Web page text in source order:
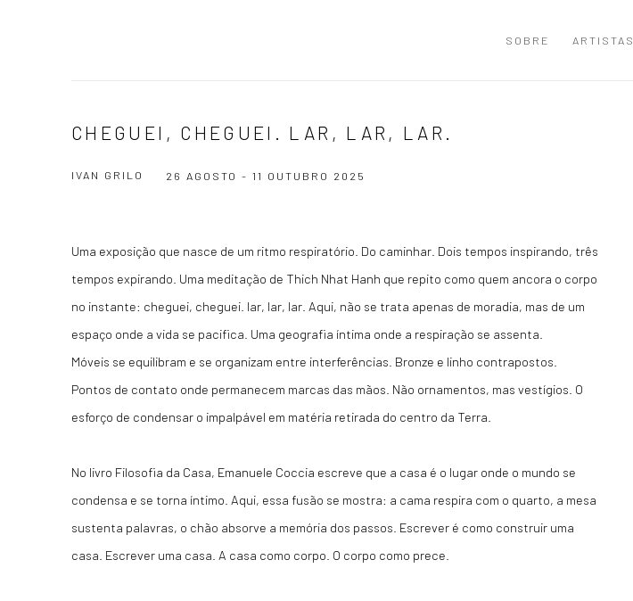
SOBRE ARTISTAS
CHEGUEI, CHEGUEI. LAR, LAR, LAR.
IVAN GRILO 26 AGOSTO - 11 OUTUBRO 2025
Uma exposição que nasce de um ritmo respiratório. Do caminhar. Dois tempos inspirando, três
tempos expirando. Uma meditação de Thich Nhat Hanh que repito como quem ancora o corpo
no instante: cheguei, cheguei. lar, lar, lar. Aqui, não se trata apenas de moradia, mas de um
espaço onde a vida se pacifica. Uma geografia íntima onde a respiração se assenta.
Móveis se equilibram e se organizam entre interferências. Bronze e linho contrapostos.
Pontos de contato onde permanecem marcas das mãos. Não ornamentos, mas vestígios. O
esforço de condensar o impalpável em matéria retirada do centro da Terra.
No livro Filosofia da Casa, Emanuele Coccia escreve que a casa é o lugar onde o mundo se
condensa e se torna íntimo. Aqui, essa fusão se mostra: a cama respira com o quarto, a mesa
sustenta palavras, o chão absorve a memória dos passos. Escrever é como construir uma
casa. Escrever uma casa. A casa como corpo. O corpo como prece.